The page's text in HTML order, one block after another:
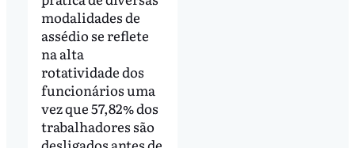
modalidades de
assédio se reflete
na alta
rotatividade dos
funcionários uma
vez que 57,82% dos
trabalhadores são